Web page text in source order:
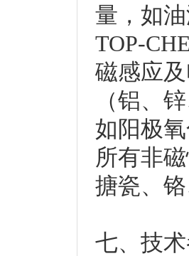
量，如
TOP-
磁感应
（铝、
如阳极
所有非
搪瓷、
七、技